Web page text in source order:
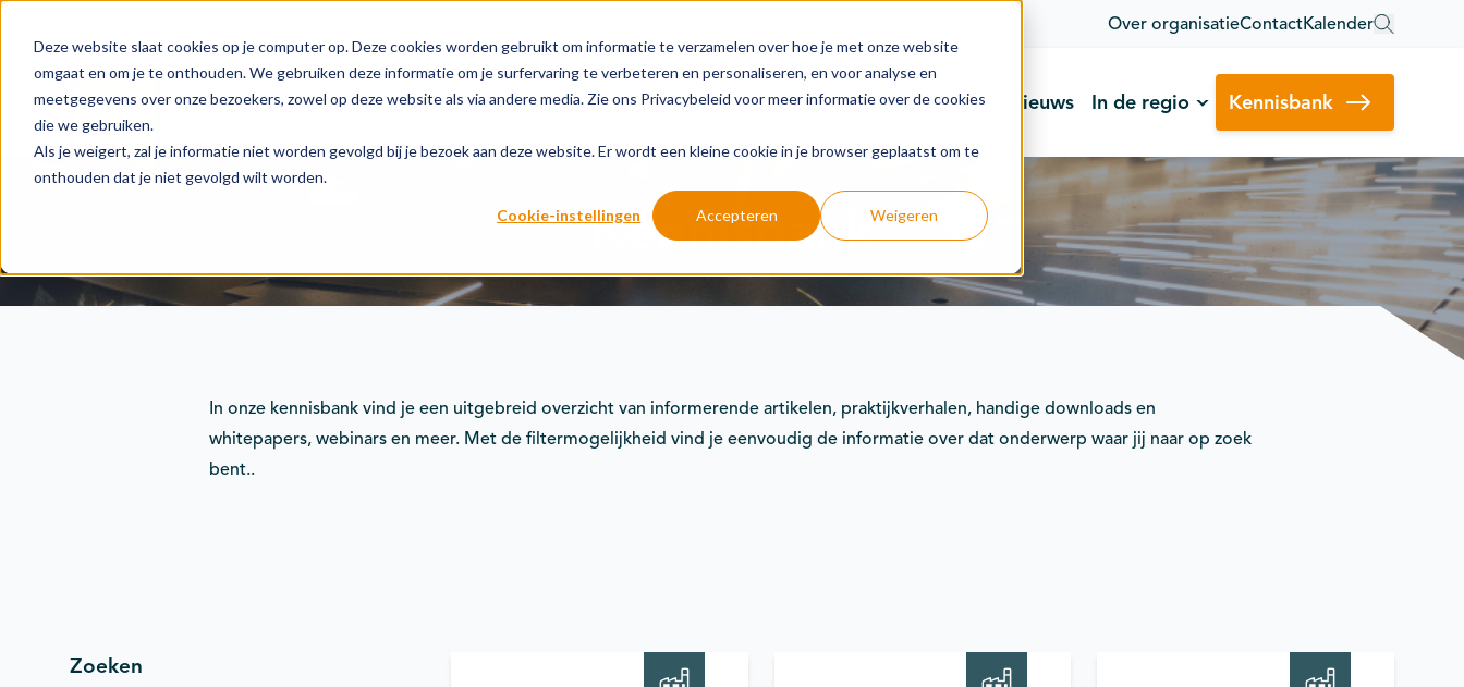
Deze website slaat cookies op je computer op. Deze cookies worden gebruikt om informatie te verzamelen over hoe je met onze website
omgaat en om je te onthouden. We gebruiken deze informatie om je surfervaring te verbeteren en personaliseren, en voor analyse en
meetgegevens over onze bezoekers, zowel op deze website als via andere media. Zie ons Privacybeleid voor meer informatie over de cookies
die we gebruiken.
Als je weigert, zal je informatie niet worden gevolgd bij je bezoek aan deze website. Er wordt een kleine cookie in je browser geplaatst om te
onthouden dat je niet gevolgd wilt worden.
Cookie-instellingen Accepteren Weigeren
Over organisatieContactKalender
Actie Doelstellingen Groeipaden Actuele onderwerpen Financiering Nieuws In de regio Kennisbank
Kennisbank
In onze kennisbank vind je een uitgebreid overzicht van informerende artikelen, praktijkverhalen, handige downloads en
whitepapers, webinars en meer. Met de filtermogelijkheid vind je eenvoudig de informatie over dat onderwerp waar jij naar op zoek
bent..
Zoeken